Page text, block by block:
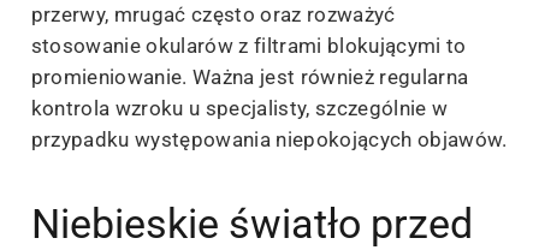
przerwy, mrugać często oraz rozważyć
stosowanie okularów z filtrami blokującymi to
promieniowanie. Ważna jest również regularna
kontrola wzroku u specjalisty, szczególnie w
przypadku występowania niepokojących objawów.
Niebieskie światło przed